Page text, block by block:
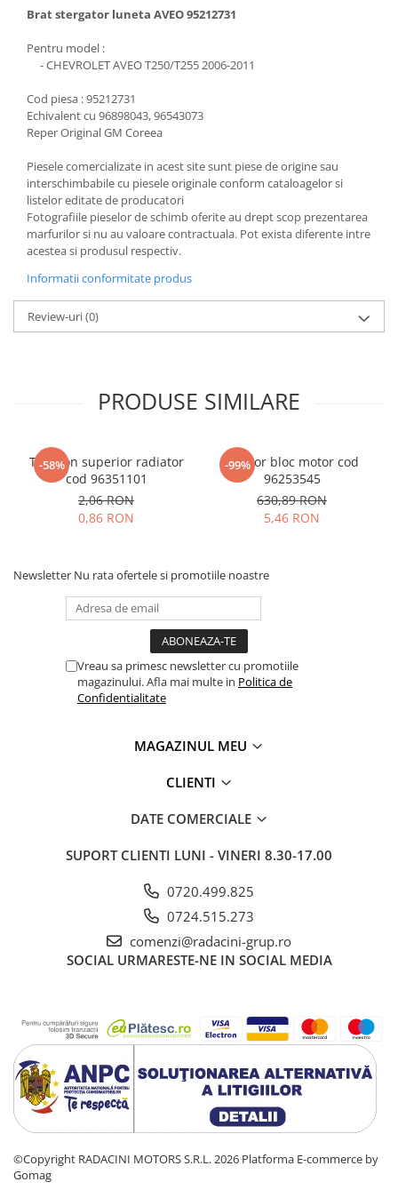
Brat stergator luneta AVEO 95212731
Pentru model :
- CHEVROLET AVEO T250/T255 2006-2011
Cod piesa : 95212731
Echivalent cu 96898043, 96543073
Reper Original GM Coreea
Piesele comercializate in acest site sunt piese de origine sau
interschimbabile cu piesele originale conform cataloagelor si
listelor editate de producatori
Fotografiile pieselor de schimb oferite au drept scop prezentarea
marfurilor si nu au valoare contractuala. Pot exista diferente intre
acestea si produsul respectiv.
Informatii conformitate produs
Review-uri(0)
PRODUSE SIMILARE
-58%
Tampon superior radiator
cod 96351101
2,06 RON
0,86 RON
-99%
Senzor bloc motor cod
96253545
630,89 RON
5,46 RON
Newsletter Nu rata ofertele si promotiile noastre
Vreau sa primesc newsletter cu promotiile
magazinului. Afla mai multe in Politica de
Confidentialitate
MAGAZINUL MEU
CLIENTI
DATE COMERCIALE
SUPORT CLIENTI LUNI - VINERI 8.30-17.00
0720.499.825
0724.515.273
comenzi@radacini-grup.ro
SOCIAL URMARESTE-NE IN SOCIAL MEDIA
©Copyright RADACINI MOTORS S.R.L. 2026 Platforma E-commerce by
Gomag